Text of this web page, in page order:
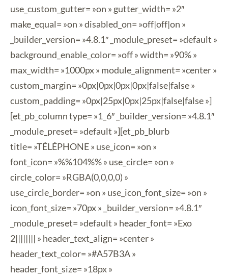
use_custom_gutter= »on » gutter_width= »2″
make_equal= »on » disabled_on= »off|off|on »
_builder_version= »4.8.1″ _module_preset= »default »
background_enable_color= »off » width= »90% »
max_width= »1000px » module_alignment= »center »
custom_margin= »0px|0px|0px|0px|false|false »
custom_padding= »0px|25px|0px|25px|false|false »]
[et_pb_column type= »1_6″ _builder_version= »4.8.1″
_module_preset= »default »][et_pb_blurb
title= »TÉLÉPHONE » use_icon= »on »
font_icon= »%%104%% » use_circle= »on »
circle_color= »RGBA(0,0,0,0) »
use_circle_border= »on » use_icon_font_size= »on »
icon_font_size= »70px » _builder_version= »4.8.1″
_module_preset= »default » header_font= »Exo
2|||||||| » header_text_align= »center »
header_text_color= »#A57B3A »
header_font_size= »18px »